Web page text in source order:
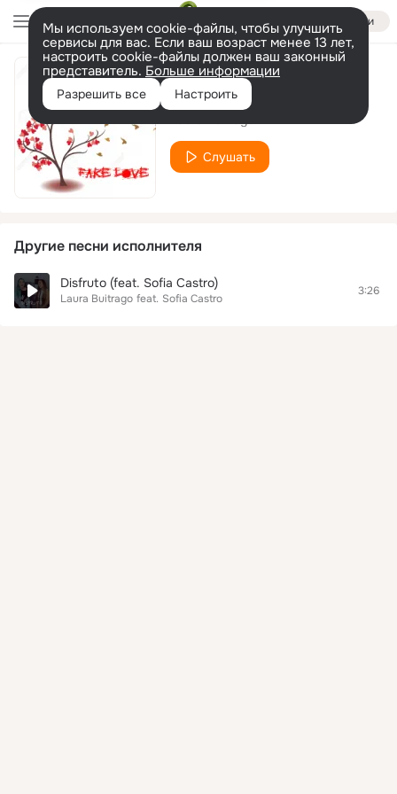
Войти
Мы используем cookie-файлы, чтобы улучшить
сервисы для вас. Если ваш возраст менее 13 лет,
настроить cookie-файлы должен ваш законный
представитель. Больше информации
Разрешить все Настроить
Kill This Love
Слушать
Другие песни исполнителя
Disfruto (feat. Sofia Castro)
Laura Buitrago feat. Sofia Castro
3:26